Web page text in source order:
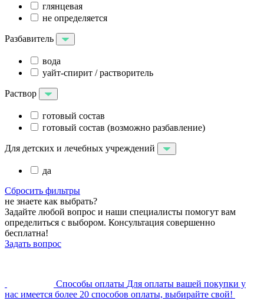
глянцевая
не определяется
Разбавитель
вода
уайт-спирит / растворитель
Раствор
готовый состав
готовый состав (возможно разбавление)
Для детских и лечебных учреждений
да
Сбросить фильтры
не знаете как выбрать?
Задайте любой вопрос и наши специалисты помогут вам
определиться с выбором. Консультация совершенно
бесплатна!
Задать вопрос
Cпособы оплаты Для оплаты вашей покупки у
нас имеется более 20 способов оплаты, выбирайте свой!